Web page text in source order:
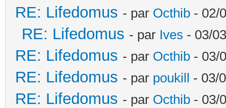
RE: Lifedomus - par Octhib - 02/
RE: Lifedomus - par Ives - 03/
RE: Lifedomus - par Octhib - 03/
RE: Lifedomus - par poukill - 03/
RE: Lifedomus - par Octhib - 03/